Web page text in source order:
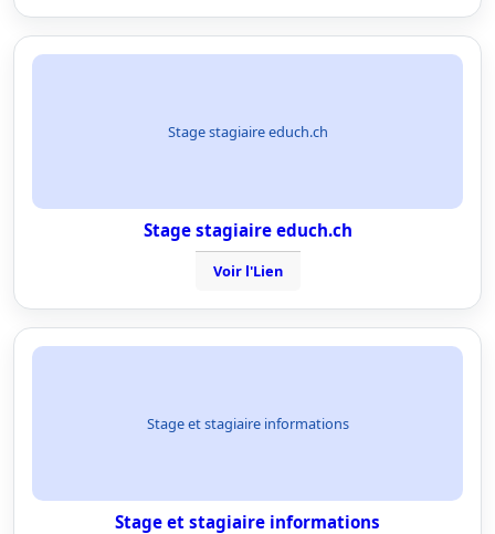
Stage stagiaire educh.ch
Stage stagiaire educh.ch
Voir l'Lien
Stage et stagiaire informations
Stage et stagiaire informations